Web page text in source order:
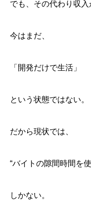
でも、その代わり収入
今はまだ、
「開発だけで生活」
という状態ではない。
だから現状では、
“バイトの隙間時間を
しかない。